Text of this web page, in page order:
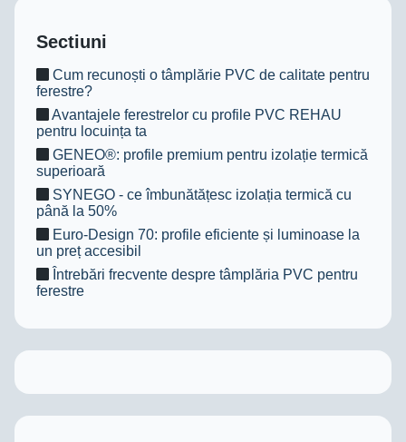
Sectiuni
Cum recunoști o tâmplărie PVC de calitate pentru
ferestre?
Avantajele ferestrelor cu profile PVC REHAU
pentru locuința ta
GENEO®: profile premium pentru izolație termică
superioară
SYNEGO - ce îmbunătățesc izolația termică cu
până la 50%
Euro‑Design 70: profile eficiente și luminoase la
un preț accesibil
Întrebări frecvente despre tâmplăria PVC pentru
ferestre